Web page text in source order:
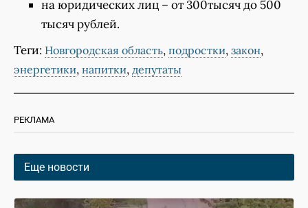
на юридических лиц – от 300тысяч до 500
тысяч рублей.
Теги: Новгородская область, подростки, закон,
энергетики, напитки, депутаты
РЕКЛАМА
Еще новости